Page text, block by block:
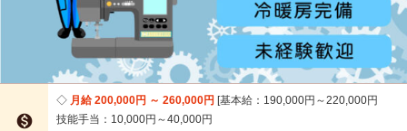

月給 200,000円 ～ 260,000円 基本給：190,000円～220,000円
技能手当：10,000円～40,000円